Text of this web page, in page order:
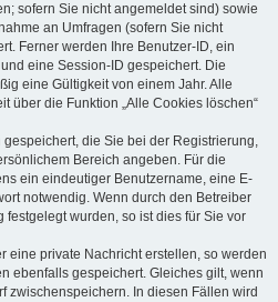
sofern Sie nicht angemeldet sind) sowie
an Umfragen (sofern Sie nicht
Ferner werden Ihre Benutzer-ID, ein
eine Session-ID gespeichert. Die
eine Gültigkeit von einem Jahr. Alle
über die Funktion „Alle Cookies löschen“
die Sie bei der Registrierung,
Bereich angeben. Für die
ein eindeutiger Benutzername, eine E-
notwendig. Wenn durch den Betreiber
wurden, so ist dies für Sie vor
eine private Nachricht erstellen, so werden
ebenfalls gespeichert. Gleiches gilt, wenn
zwischenspeichern. In diesen Fällen wird